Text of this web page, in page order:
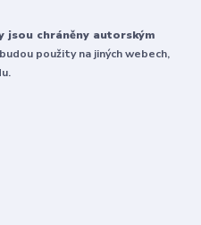
jsou chráněny autorským
použity na jiných webech,